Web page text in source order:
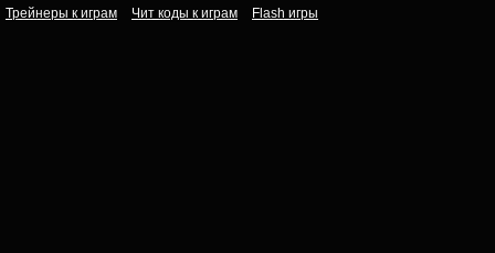
Трейнеры к играм
Чит коды к играм Flash игры